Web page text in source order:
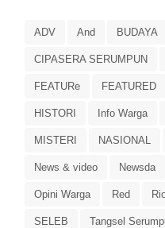
ADV And BUDAYA
CIPASERA SERUMPUN
FEATURe FEATURED
HISTORI Info Warga
MISTERI NASIONAL
News & video Newsda
Opini Warga Red
SELEB Tangsel